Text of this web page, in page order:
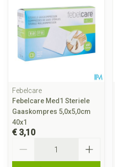
Febelcare
Febelcare Med1 Steriele
Gaaskompres 5,0x5,0cm
40x1
€ 3,10